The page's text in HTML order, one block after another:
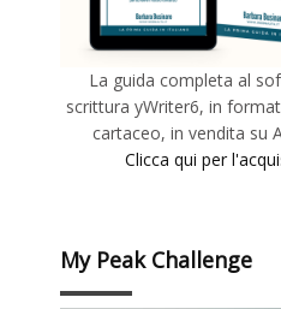
La guida completa al
scrittura yWriter6, in
cartaceo, in vendita su
Clicca qui per
My Peak Challenge